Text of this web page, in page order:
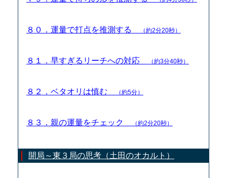
８０．運量で打点を推測する （約2分20秒）
８１．早すぎるリーチへの対応 （約3分40秒）
８２．ベタオリは慎む （約5分）
８３．親の運量をチェック （約2分20秒）
開局～東３局の思考（土田のオカルト）